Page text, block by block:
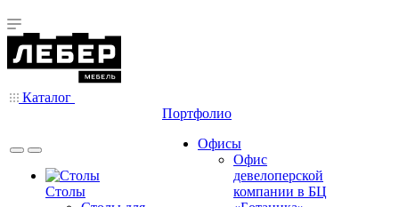
Каталог
Столы
Портфолио
Офисы
Офис
девелоперской
компании в БЦ